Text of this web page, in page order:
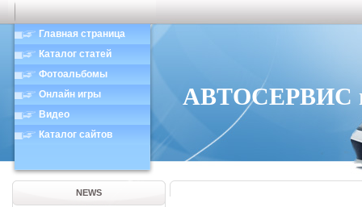
Главная страница
Каталог статей
Фотоальбомы
Онлайн игры
Видео
Каталог сайтов
АВТОСЕРВИС в
NEWS